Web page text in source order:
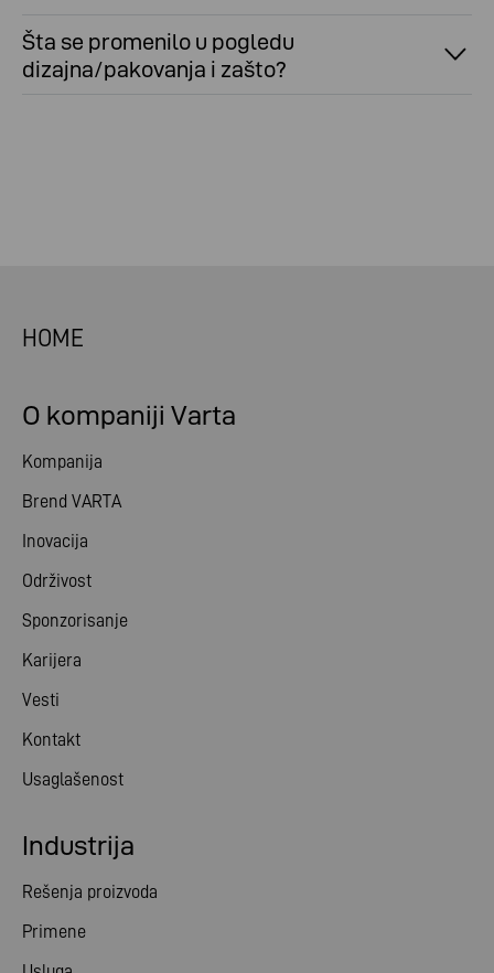
Šta se promenilo u pogledu
dizajna/pakovanja i zašto?
HOME
O kompaniji Varta
Kompanija
Brend VARTA
Inovacija
Održivost
Sponzorisanje
Karijera
Vesti
Kontakt
Usaglašenost
Industrija
Rešenja proizvoda
Primene